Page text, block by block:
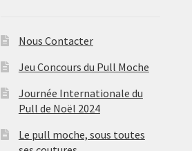
Nous Contacter
Jeu Concours du Pull Moche
Journée Internationale du
Pull de Noël 2024
Le pull moche, sous toutes